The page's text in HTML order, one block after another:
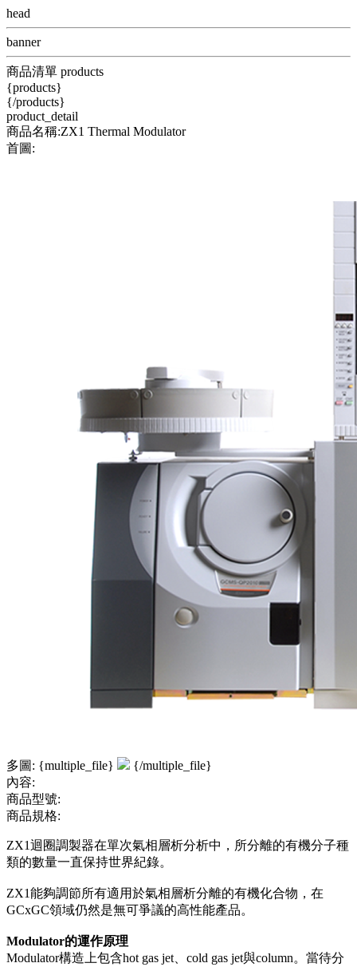
head
banner
商品清單 products
{products}
{/products}
product_detail
商品名稱:ZX1 Thermal Modulator
首圖:
多圖: {multiple_file}
{/multiple_file}
內容:
商品型號:
商品規格:
ZX1迴圈調製器在單次氣相層析分析中，所分離的有機分子種
類的數量一直保持世界紀錄。
ZX1能夠調節所有適用於氣相層析分離的有機化合物，在
GCxGC領域仍然是無可爭議的高性能產品。
Modulator的運作原理
Modulator構造上包含hot gas jet、cold gas jet與column。當待分